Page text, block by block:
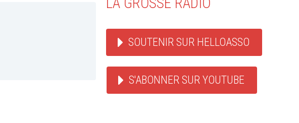
SOUTENIR SUR HELLOASSO
S'ABONNER SUR YOUTUBE